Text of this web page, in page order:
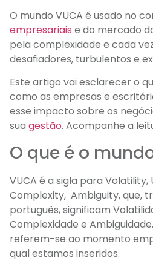
O mundo VUCA é usado no
empresariais e do mercado
pela complexidade e cada
desafiadores, turbulentos e
Este artigo vai esclarecer o
como as empresas e
esse impacto sobre os
sua gestão. Acompanhe a
O que é o
VUCA é a sigla para
Complexity, Ambiguity, que,
português, significam
Complexidade e
referem-se ao momento
qual estamos inseridos.